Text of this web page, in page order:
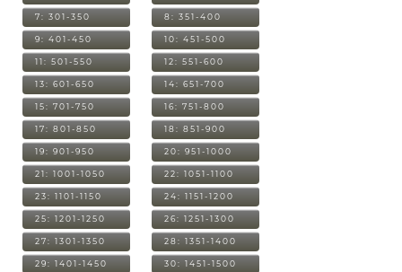
7: 301-350 8: 351-400
9: 401-450 10: 451-500
11: 501-550 12: 551-600
13: 601-650 14: 651-700
15: 701-750 16: 751-800
17: 801-850 18: 851-900
19: 901-950 20: 951-1000
21: 1001-1050 22: 1051-1100
23: 1101-1150 24: 1151-1200
25: 1201-1250 26: 1251-1300
27: 1301-1350 28: 1351-1400
29: 1401-1450 30: 1451-1500